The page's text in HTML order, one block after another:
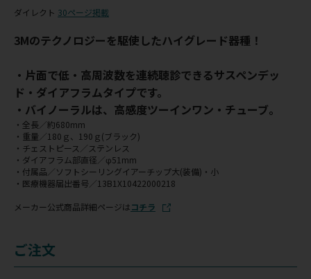
ダイレクト 30ページ掲載
3Mのテクノロジーを駆使したハイグレード器種！
・片面で低・高周波数を連続聴診できるサスペンデッ
ド・ダイアフラムタイプです。
・バイノーラルは、高感度ツーインワン・チューブ。
・全長／約680mm
・重量／180ｇ、190ｇ(ブラック)
・チェストピース／ステンレス
・ダイアフラム部直径／φ51mm
・付属品／ソフトシーリングイアーチップ大(装備)・小
・医療機器届出番号／13B1X10422000218
メーカー公式商品詳細ページはコチラ
ご注文